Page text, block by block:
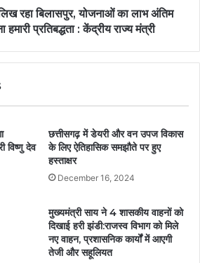
रहा बिलासपुर, योजनाओं का लाभ अंतिम
हमारी प्रतिबद्धता : केंद्रीय राज्य मंत्री
विष्णु देव
छत्तीसगढ़ में डेयरी और वन उपज विकास
के लिए ऐतिहासिक समझौते पर हुए
हस्ताक्षर
December 16, 2024
मुख्यमंत्री साय ने 4 शासकीय वाहनों को
दिखाई हरी झंडी:राजस्व विभाग को मिले
नए वाहन, प्रशासनिक कार्यों में आएगी
तेजी और सहूलियत